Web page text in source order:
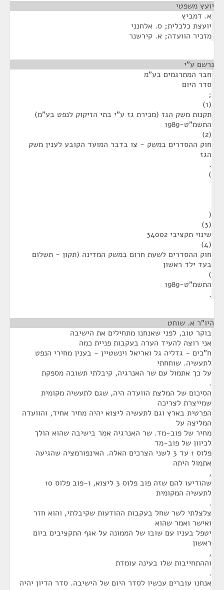
יועץ משפטי
א. דמביץ
יועצת כלכלית; ס. אלחנני
מזכיר הוועדה; א. קירשנר
נרשם ע"י
חבר המתרגמים בע"מ
סדר היום
;
(1)
תקנות משק הגז (מכירת גז ע"י בתי הזיקוק לנפט בע"מ)
התשמ"ט-1989
(2)
חוק ההסדרים במשק - צו בדבר המועד הקובע לענין משק
הגז
.
)
(
(3)
שינוי תקציבי 34002
(4)
חוק ההסדרים לשעת חרום במשק המדינה (תקון - תשלום
בעד ילד ראשון
)
התשמ"ט-1989
.
היו"ר א. שוחט
בוקר טוב, לפני שאנחנו מתחילים את הישיבה
אני רוצה להעיד הערה בעקבות פניית כמה
ח"כים - גדליה גל ואריאל וינשטיין - בענין מחירי הנפט
לתעשיה. שוחחתי
על כך אתמול עם שר האנרגיה, קיבלתי תשובה מספקת
.
הסיכום של המלצת הוועדה היה, שגם לתעשיה מקומית
שמייצרת לצריכה
הפרטית בארץ וגם לתעשיה ליצוא יהיה מחיר אחיד, והוועדה
המליצה על
מחיר של פוב-מד. שר האנרגיה אמר בישיבה שהוא הולך
לכיוון של פוב-מד
פלוס 1 עד 3 לשני הצרכים האלה. האינפורמציה שהגיעה
אתמול היתה
,
שהודיעו להם שזה פוב פלוס 3 ליצוא, ו-פוב פלוס 10
לתעשיה המקומית
.
צלצלתי לשר שחל בעקבות ההודעות שקיבלתי, והוא חזר
ואישר ואמר שהוא
יטפל בעניו עם שובו של הממונה על אגף התקציבים ביום
ראשון
,
וההתחייבות שלו בעינה עומדת
.
אנחנו עוברים עכשיו לסדר היום של הישיבה. סדר הדיון יהיה